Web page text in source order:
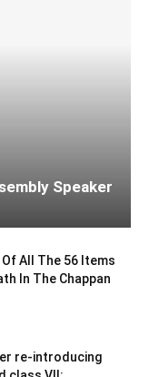
Speaker
All The 56 Items
In The Chappan
re-introducing